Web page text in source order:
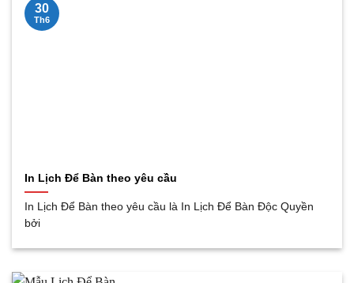
In Lịch Để Bàn theo yêu cầu
In Lịch Để Bàn theo yêu cầu là In Lịch Để Bàn Độc Quyền
bởi
30
Th6